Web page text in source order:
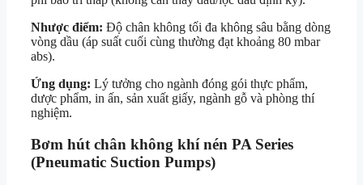
Nhược điểm: Độ chân không tối đa không sâu bằng dòng
vòng dầu (áp suất cuối cùng thường đạt khoảng 80 mbar
abs).
Ứng dụng: Lý tưởng cho ngành đóng gói thực phẩm,
dược phẩm, in ấn, sản xuất giấy, ngành gỗ và phòng thí
nghiệm.
Bơm hút chân không khí nén PA Series
(Pneumatic Suction Pumps)